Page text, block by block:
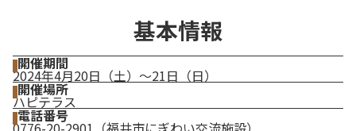
基本情報
開催期間
2024年4月20日（土）～21日（日）
開催場所
ハピテラス
電話番号